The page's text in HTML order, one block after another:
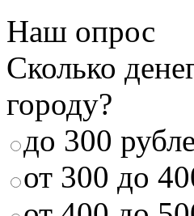
Наш опрос
Сколько
городу?
до 300
от 300 до